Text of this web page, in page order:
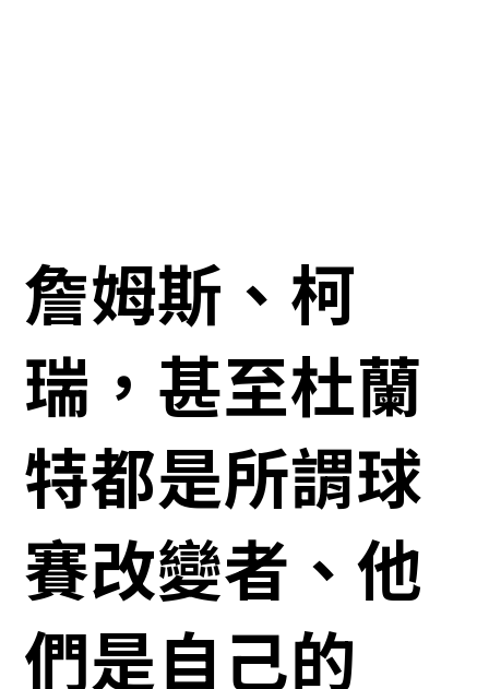
詹姆斯、柯
瑞，甚至杜蘭
特都是所謂球
賽改變者、他
們是自己的